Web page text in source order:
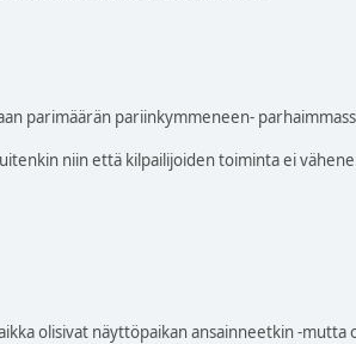
parimäärän pariinkymmeneen-
niin että kilpailijoiden toiminta ei
olisivat näyttöpaikan ansainneetkin -mutta